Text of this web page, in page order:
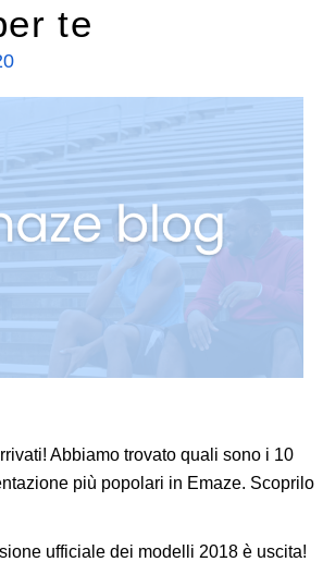
te
Abbiamo trovato quali sono i 10
più popolari in Emaze. Scoprilo
ufficiale dei modelli 2018 è uscita!